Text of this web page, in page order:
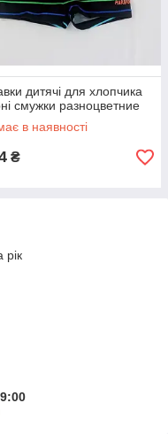
дитячі для хлопчика
смужки разноцветние
в наявності
₴
рік